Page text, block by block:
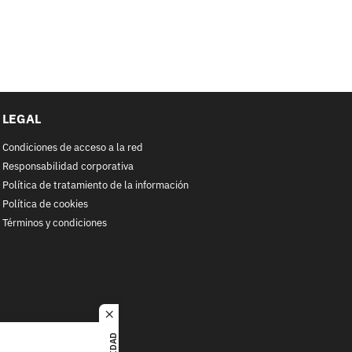
close
LEGAL
Condiciones de acceso a la red
Responsabilidad corporativa
Política de tratamiento de la información
Política de cookies
Términos y condiciones